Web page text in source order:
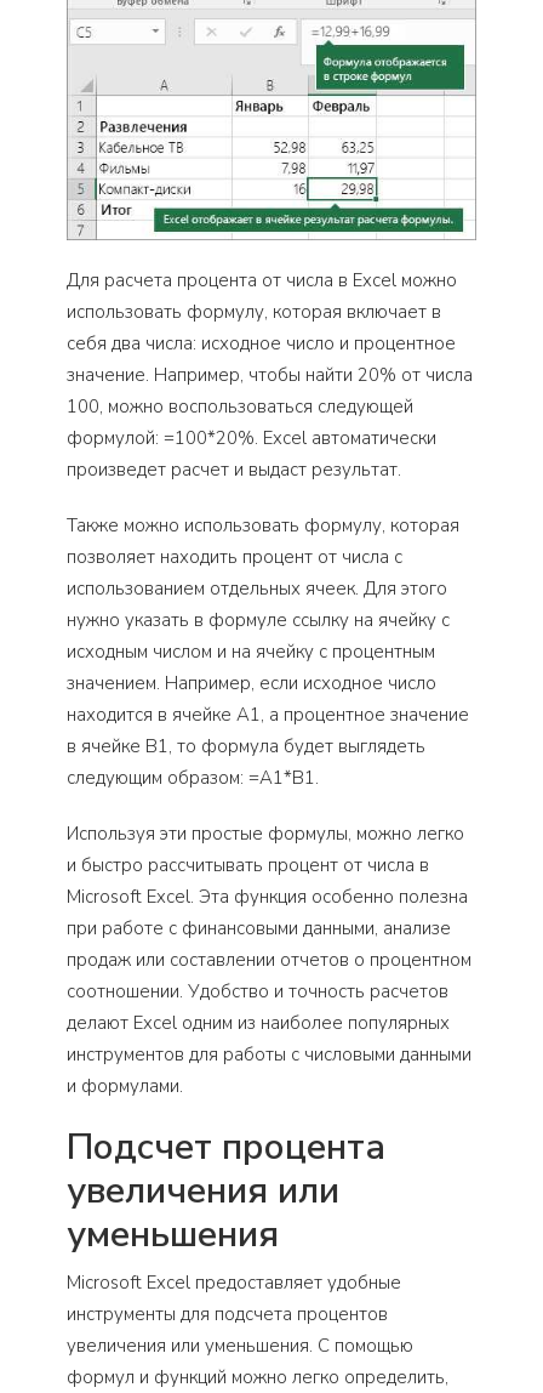
Для расчета процента от числа в Excel можно
использовать формулу, которая включает в
себя два числа: исходное число и процентное
значение. Например, чтобы найти 20% от числа
100, можно воспользоваться следующей
формулой: =100*20%. Excel автоматически
произведет расчет и выдаст результат.
Также можно использовать формулу, которая
позволяет находить процент от числа с
использованием отдельных ячеек. Для этого
нужно указать в формуле ссылку на ячейку с
исходным числом и на ячейку с процентным
значением. Например, если исходное число
находится в ячейке A1, а процентное значение
в ячейке B1, то формула будет выглядеть
следующим образом: =A1*B1.
Используя эти простые формулы, можно легко
и быстро рассчитывать процент от числа в
Microsoft Excel. Эта функция особенно полезна
при работе с финансовыми данными, анализе
продаж или составлении отчетов о процентном
соотношении. Удобство и точность расчетов
делают Excel одним из наиболее популярных
инструментов для работы с числовыми данными
и формулами.
Подсчет процента
увеличения или
уменьшения
Microsoft Excel предоставляет удобные
инструменты для подсчета процентов
увеличения или уменьшения. С помощью
формул и функций можно легко определить,